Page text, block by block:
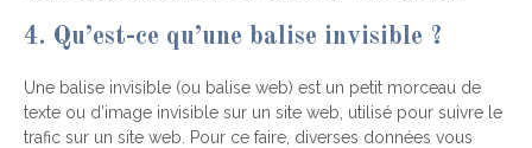
4. Qu’est-ce qu’une balise invisible ?
Une balise invisible (ou balise web) est un petit morceau de
texte ou d’image invisible sur un site web, utilisé pour suivre le
trafic sur un site web. Pour ce faire, diverses données vous